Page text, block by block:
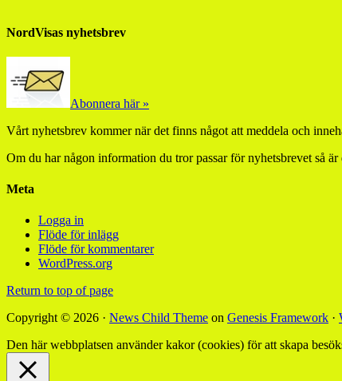
NordVisas nyhetsbrev
Abonnera här »
Vårt nyhetsbrev kommer när det finns något att meddela och
Om du har någon information du tror passar för nyhetsbrevet så
Meta
Logga in
Flöde för inlägg
Flöde för kommentarer
WordPress.org
Return to top of page
Copyright © 2026 · News Child Theme on Genesis Framework ·
Den här webbplatsen använder kakor (cookies) för att skapa